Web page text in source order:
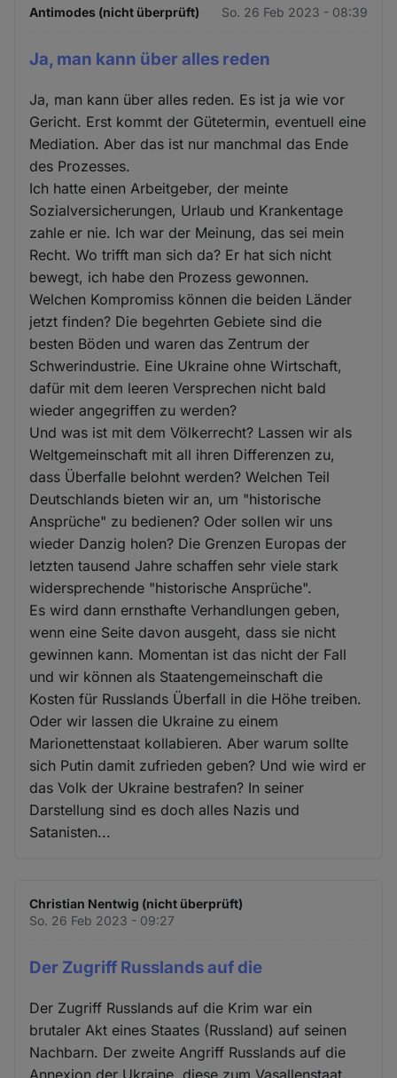
Antimodes (nicht überprüft) So. 26 Feb 2023 - 08:39
Ja, man kann über alles reden
Ja, man kann über alles reden. Es ist ja wie vor
Gericht. Erst kommt der Gütetermin, eventuell eine
Mediation. Aber das ist nur manchmal das Ende
des Prozesses.
Ich hatte einen Arbeitgeber, der meinte
Sozialversicherungen, Urlaub und Krankentage
zahle er nie. Ich war der Meinung, das sei mein
Recht. Wo trifft man sich da? Er hat sich nicht
bewegt, ich habe den Prozess gewonnen.
Welchen Kompromiss können die beiden Länder
jetzt finden? Die begehrten Gebiete sind die
besten Böden und waren das Zentrum der
Schwerindustrie. Eine Ukraine ohne Wirtschaft,
dafür mit dem leeren Versprechen nicht bald
wieder angegriffen zu werden?
Und was ist mit dem Völkerrecht? Lassen wir als
Weltgemeinschaft mit all ihren Differenzen zu,
dass Überfalle belohnt werden? Welchen Teil
Deutschlands bieten wir an, um "historische
Ansprüche" zu bedienen? Oder sollen wir uns
wieder Danzig holen? Die Grenzen Europas der
letzten tausend Jahre schaffen sehr viele stark
widersprechende "historische Ansprüche".
Es wird dann ernsthafte Verhandlungen geben,
wenn eine Seite davon ausgeht, dass sie nicht
gewinnen kann. Momentan ist das nicht der Fall
und wir können als Staatengemeinschaft die
Kosten für Russlands Überfall in die Höhe treiben.
Oder wir lassen die Ukraine zu einem
Marionettenstaat kollabieren. Aber warum sollte
sich Putin damit zufrieden geben? Und wie wird er
das Volk der Ukraine bestrafen? In seiner
Darstellung sind es doch alles Nazis und
Satanisten...
Christian Nentwig (nicht überprüft)
So. 26 Feb 2023 - 09:27
Der Zugriff Russlands auf die
Der Zugriff Russlands auf die Krim war ein
brutaler Akt eines Staates (Russland) auf seinen
Nachbarn. Der zweite Angriff Russlands auf die
Annexion der Ukraine, diese zum Vasallenstaat